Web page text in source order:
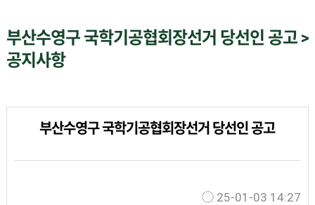
부산수영구 국학기공협회장선거 당선인 공고 >
공지사항
부산수영구 국학기공협회장선거 당선인 공고
25-01-03 14:27